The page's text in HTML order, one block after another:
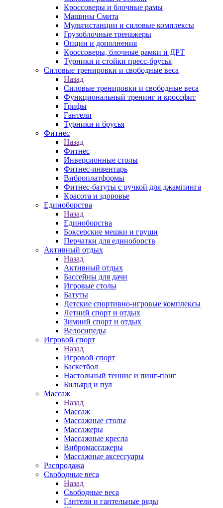
Кроссоверы и блочные рамы
Машины Смита
Мультистанции и силовые комплексы
Грузоблочные тренажеры
Опции и дополнения
Кроссоверы, блочные рамки и ДРТ
Турники и стойки пресс-брусья
Силовые тренировки и свободные веса
Назад
Силовые тренировки и свободные веса
Функциональный тренинг и кроссфит
Грифы
Гантели
Турники и брусья
Фитнес
Назад
Фитнес
Инверсионные столы
Фитнес-инвентарь
Виброплатформы
Фитнес-батуты с ручкой для джампинга
Красота и здоровье
Единоборства
Назад
Единоборства
Боксерские мешки и груши
Перчатки для единоборств
Активный отдых
Назад
Активный отдых
Бассейны для дачи
Игровые столы
Батуты
Детские спортивно-игровые комплексы
Летний спорт и отдых
Зимний спорт и отдых
Велосипеды
Игровой спорт
Назад
Игровой спорт
Баскетбол
Настольный теннис и пинг-понг
Бильярд и пул
Массаж
Назад
Массаж
Массажные столы
Массажеры
Массажные кресла
Вибромассажеры
Массажные аксессуары
Распродажа
Свободные веса
Назад
Свободные веса
Гантели и гантельные ряды